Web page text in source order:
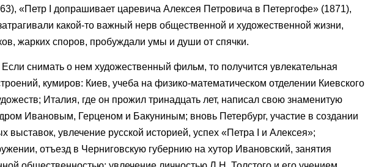
«Петр I допрашивает царевича Алексея Петровича в Петергофе» (1871),
какой-то важный нерв общественной и художественной жизни,
жарких споров, пробуждали умы и души от спячки.
снимать о нем художественный фильм, то получится увлекательная
кумиров: Киев, учеба на физико-математическом отделении Киевского
Италия, где он прожил тринадцать лет, написал свою знаменитую
Ивановым, Герценом и Бакуниным; вновь Петербург, участие в создании
увлечение русской историей, успех «Петра I и Алексея»;
отъезд в Черниговскую губернию на хутор Ивановский, занятия